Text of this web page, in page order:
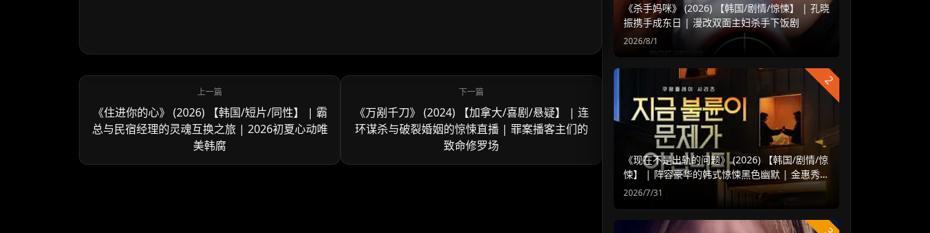
《住进你的心》 (2026) 【韩国/短片/同性】 | 霸
总与民宿经理的灵魂互换之旅 | 2026初夏心动唯
美韩腐
《万剐千刀》 (2024) 【加拿大/喜剧/悬疑】 | 连
环谋杀与破裂婚姻的惊悚直播 | 罪案播客主们的
致命修罗场
《杀手妈咪》 (2026) 【韩国/剧情/惊悚】 | 孔晓
振携手成东日 | 漫改双面主妇杀手下饭剧
2026/8/1
2
《现在不是出轨的问题》 (2026) 【韩国/剧情/惊
悚】 | 阵容豪华的韩式惊悚黑色幽默 | 金惠秀 x
赵汝贞强强联手
2026/7/31